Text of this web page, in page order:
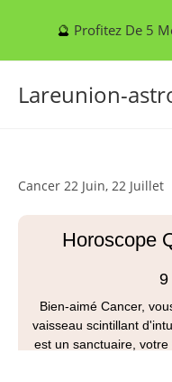
🔮 Profitez De 5
Lareunion-
Cancer 22 Juin, 22 Juillet